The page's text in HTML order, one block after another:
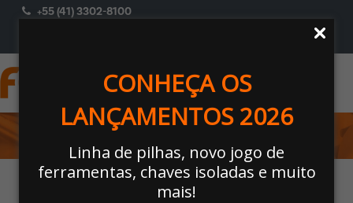
CONHEÇA OS
LANÇAMENTOS 2026
Linha de pilhas, novo jogo de
ferramentas, chaves isoladas e muito
mais!
+55 (41) 3302-8100
Home / UTILIDADES/Pilhas E Baterias/ PILHAS E BATERIAS